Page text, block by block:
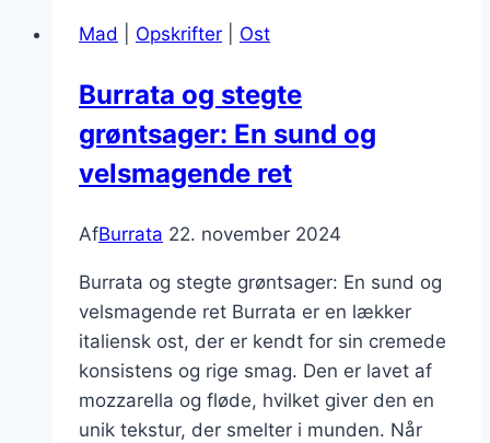
med
Mad Opskrifter Ost
Burrata og stegte
grøntsager: En sund og
velsmagende ret
AfBurrata 22. november 2024
Burrata og stegte grøntsager: En sund og
velsmagende ret Burrata er en lækker
italiensk ost, der er kendt for sin cremede
konsistens og rige smag. Den er lavet af
mozzarella og fløde, hvilket giver den en
unik tekstur, der smelter i munden. Når